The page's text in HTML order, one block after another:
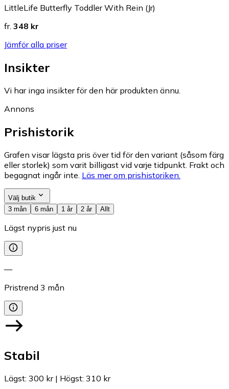
LittleLife Butterfly Toddler With Rein (Jr)
fr. 348 kr
Jämför alla priser
Insikter
Vi har inga insikter för den här produkten ännu.
Annons
Prishistorik
Grafen visar lägsta pris över tid för den variant (såsom färg
eller storlek) som varit billigast vid varje tidpunkt. Frakt och
begagnat ingår inte. Läs mer om prishistoriken.
Välj butik
3 mån
6 mån 1 år 2 år Allt
Lägst nypris just nu
—
Pristrend 3 mån
Stabil
Lägst: 300 kr| Högst: 310 kr